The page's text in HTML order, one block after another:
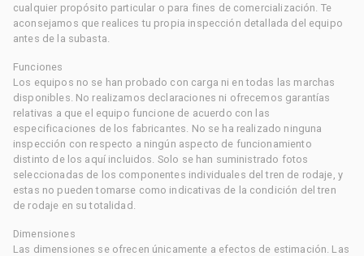
cualquier propósito particular o para fines de comercialización. Te
aconsejamos que realices tu propia inspección detallada del equipo
antes de la subasta.
Funciones
Los equipos no se han probado con carga ni en todas las marchas
disponibles. No realizamos declaraciones ni ofrecemos garantías
relativas a que el equipo funcione de acuerdo con las
especificaciones de los fabricantes. No se ha realizado ninguna
inspección con respecto a ningún aspecto de funcionamiento
distinto de los aquí incluidos. Solo se han suministrado fotos
seleccionadas de los componentes individuales del tren de rodaje, y
estas no pueden tomarse como indicativas de la condición del tren
de rodaje en su totalidad.
Dimensiones
Las dimensiones se ofrecen únicamente a efectos de estimación. Las